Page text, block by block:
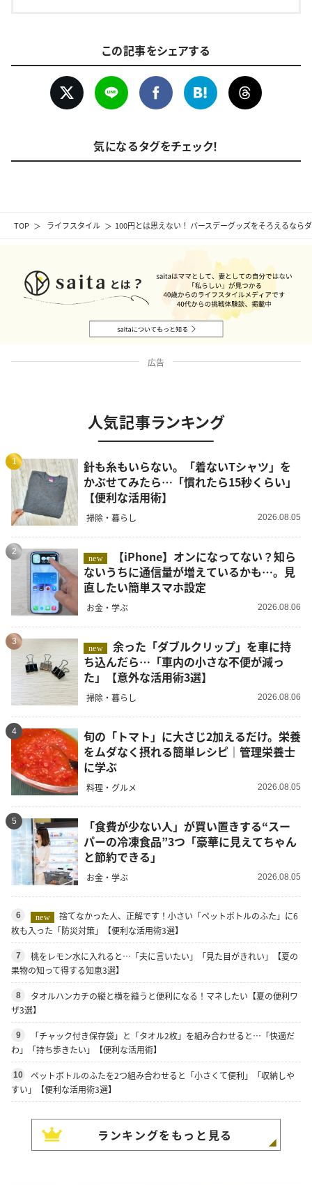
TOP ライフスタイル 100円とは思えない！ バースデーグッズをそろえるなら
この記事をシェアする
気になるタグをチェック！
広告
人気記事ランキング
1
針も糸もいらない。「着ないTシャツ」を
かぶせてみたら…「慣れたら15秒くらい」
【便利な活用術】
掃除・暮らし 2026.08.05
2
new
ないうちに通信量が増えているかも…。見
直したい簡単スマホ設定
お金・学ぶ 2026.08.06
3
new
余った「ダブルクリップ」を車に持
ち込んだら…「車内の小さな不便が減っ
た」【意外な活用術3選】
掃除・暮らし 2026.08.06
4
旬の「トマト」に大さじ2加えるだけ。栄養
をムダなく摂れる簡単レシピ｜管理栄養士
に学ぶ
料理・グルメ 2026.08.05
5
「食費が少ない人」が買い置きする“スー
パーの冷凍食品”3つ「豪華に見えてちゃん
と節約できる」
お金・学ぶ 2026.08.05
6 new
捨てなかった人、正解です！小さい「ペットボトルのふた」に6
枚も入った「防災対策」【便利な活用術3選】
7
桃をレモン水に入れると…「夫に言いたい」「見た目がきれい」【夏の
果物の知って得する知恵3選】
8
タオルハンカチの縦と横を縫うと便利になる！マネしたい【夏の便利ワ
ザ3選】
9
「チャック付き保存袋」と「タオル2枚」を組み合わせると…「快適だ
わ」「持ち歩きたい」【便利な活用術】
10
ペットボトルのふたを2つ組み合わせると「小さくて便利」「収納しや
すい」【便利な活用術3選】
ランキングをもっと見る